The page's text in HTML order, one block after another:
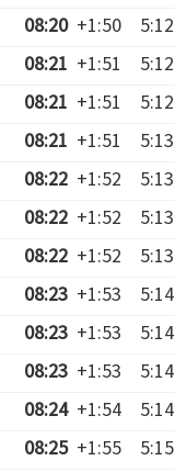
08:20 +1:50 5:12
08:21 +1:51 5:12
08:21 +1:51 5:12
08:21 +1:51 5:13
08:22 +1:52 5:13
08:22 +1:52 5:13
08:22 +1:52 5:13
08:23 +1:53 5:14
08:23 +1:53 5:14
08:23 +1:53 5:14
08:24 +1:54 5:14
08:25 +1:55 5:15